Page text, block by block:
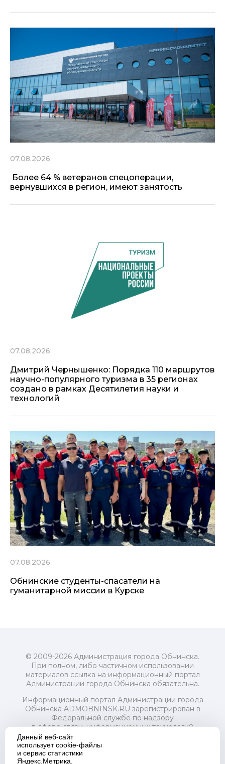
07.08.2026
Более 64 % ветеранов спецоперации,
вернувшихся в регион, имеют занятость
07.08.2026
Дмитрий Чернышенко: Порядка 110 маршрутов
научно-популярного туризма в 35 регионах
создано в рамках Десятилетия науки и
технологий
07.08.2026
Обнинские студенты-спасатели на
гуманитарной миссии в Курске
© 2009-2026 Администрация города Обнинска.
При полном, либо частичном использовании
материалов ссылка на информационный портал
Администрации города Обнинска обязательна.
Информационный портал Администрации города
Обнинска ADMOBNINSK.RU зарегистрирован в
Федеральной службе по надзору
в сфере связи, информационных технологий
и массовых коммуникаций (Роскомнадзор) 24 июля
2018 года.
Свидетельство о регистрации Эл № ФС77-73321
Данный веб-сайт
использует cookie-файлы
и сервис статистики
Яндекс.Метрика.